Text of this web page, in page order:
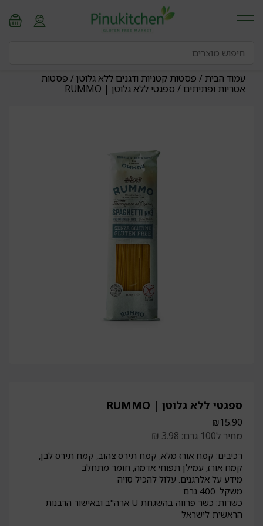
עמוד הבית / פסטות קטניות ודגנים ללא גלוטן/ פסטות
אטריות ופתיתים / ספגטי ללא גלוטן | RUMMO
ספגטי ללא גלוטן | RUMMO
₪15.90
מחיר ל100 גרם: 3.98 ₪
רכיבים: קמח אורז מלא, קמח תירס צהוב, קמח תירס לבן,
קמח אורז, עמילן תפוחי אדמה, חומר מתחלב
מידע על אלרגנים: עלול להכיל סויה
משקל: 400 גרם
כשרות: כשר פרווה בהשגחת U ארה"ב ובאישור הרבנות
הראשית לישראל